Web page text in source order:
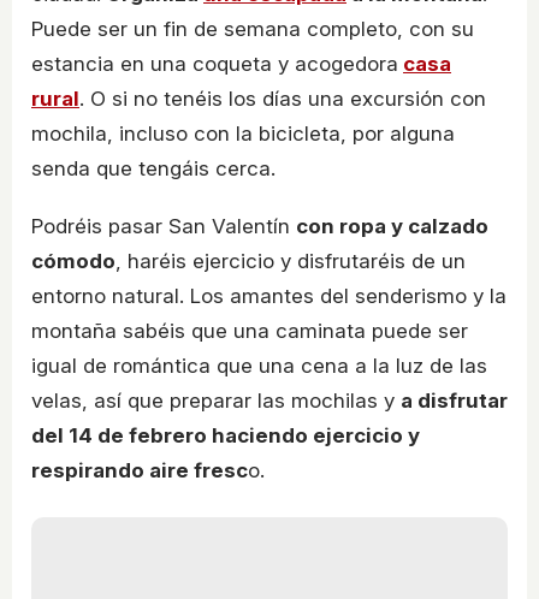
Puede ser un fin de semana completo, con su
estancia en una coqueta y acogedora casa
rural. O si no tenéis los días una excursión con
mochila, incluso con la bicicleta, por alguna
senda que tengáis cerca.
Podréis pasar San Valentín con ropa y calzado
cómodo, haréis ejercicio y disfrutaréis de un
entorno natural. Los amantes del senderismo y la
montaña sabéis que una caminata puede ser
igual de romántica que una cena a la luz de las
velas, así que preparar las mochilas y a disfrutar
del 14 de febrero haciendo ejercicio y
respirando aire fresco.